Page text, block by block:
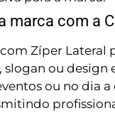
marca com a
Zíper Lateral
ou design
ou no dia